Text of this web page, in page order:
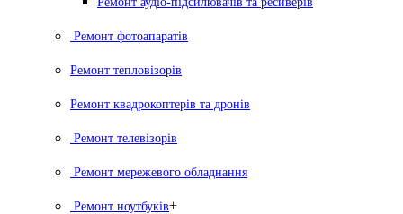
Ремонт фотоапаратів
Ремонт тепловізорів
Ремонт квадрокоптерів та дронів
Ремонт телевізорів
Ремонт мережевого обладнання
Ремонт ноутбуків+